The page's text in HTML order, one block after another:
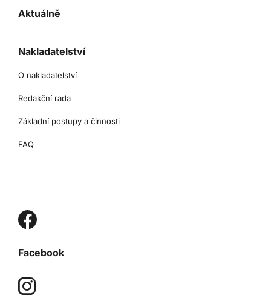
Aktuálně
Nakladatelství
O nakladatelství
Redakční rada
Základní postupy a činnosti
FAQ
Facebook